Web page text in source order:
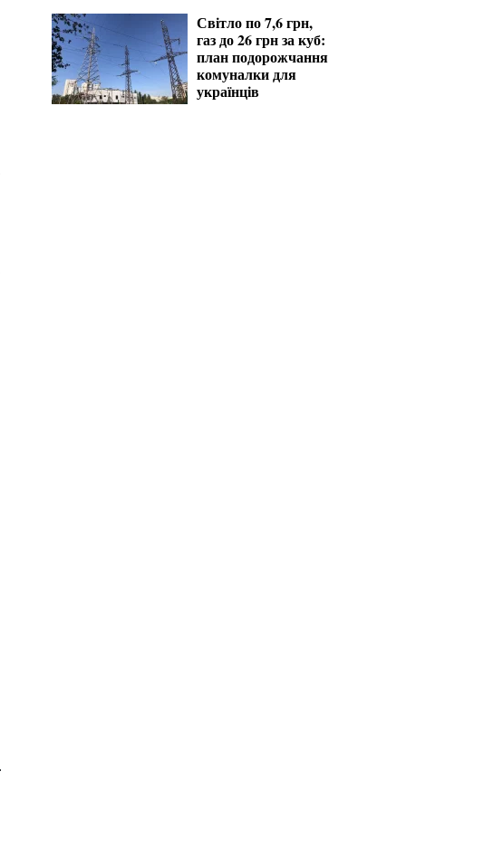
Світло по 7,6 грн,
газ до 26 грн за куб:
план подорожчання
комуналки для
українців